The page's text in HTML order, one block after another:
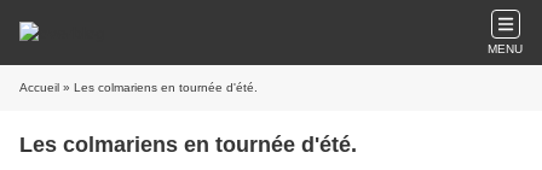
MENU
Accueil » Les colmariens en tournée d'été.
Les colmariens en tournée d'été.